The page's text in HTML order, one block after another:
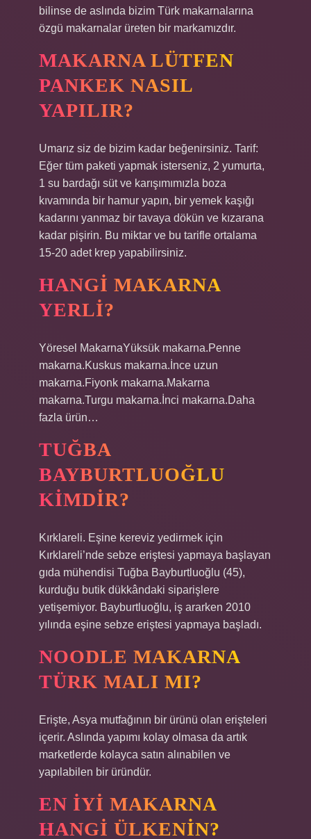
bilinse de aslında bizim Türk makarnalarına
özgü makarnalar üreten bir markamızdır.
MAKARNA LÜTFEN
PANKEK NASIL
YAPILIR?
Umarız siz de bizim kadar beğenirsiniz. Tarif:
Eğer tüm paketi yapmak isterseniz, 2 yumurta,
1 su bardağı süt ve karışımımızla boza
kıvamında bir hamur yapın, bir yemek kaşığı
kadarını yanmaz bir tavaya dökün ve kızarana
kadar pişirin. Bu miktar ve bu tarifle ortalama
15-20 adet krep yapabilirsiniz.
HANGI MAKARNA
YERLI?
Yöresel MakarnaYüksük makarna.Penne
makarna.Kuskus makarna.İnce uzun
makarna.Fiyonk makarna.Makarna
makarna.Turgu makarna.İnci makarna.Daha
fazla ürün…
TUĞBA
BAYBURTLUOĞLU
KIMDIR?
Kırklareli. Eşine kereviz yedirmek için
Kırklareli’nde sebze eriştesi yapmaya başlayan
gıda mühendisi Tuğba Bayburtluoğlu (45),
kurduğu butik dükkândaki siparişlere
yetişemiyor. Bayburtluoğlu, iş ararken 2010
yılında eşine sebze eriştesi yapmaya başladı.
NOODLE MAKARNA
TÜRK MALI MI?
Erişte, Asya mutfağının bir ürünü olan erişteleri
içerir. Aslında yapımı kolay olmasa da artık
marketlerde kolayca satın alınabilen ve
yapılabilen bir üründür.
EN IYI MAKARNA
HANGI ÜLKENIN?